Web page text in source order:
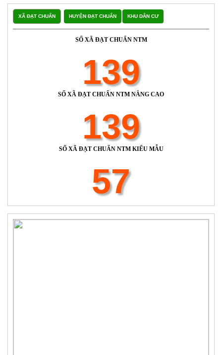
XÃ ĐẠT CHUẨN HUYỆN ĐẠT CHUẨN KHU DÂN CƯ
SỐ XÃ ĐẠT CHUẨN NTM
139
SỐ XÃ ĐẠT CHUẨN NTM NÂNG CAO
139
SỐ XÃ ĐẠT CHUẨN NTM KIỂU MẪU
57